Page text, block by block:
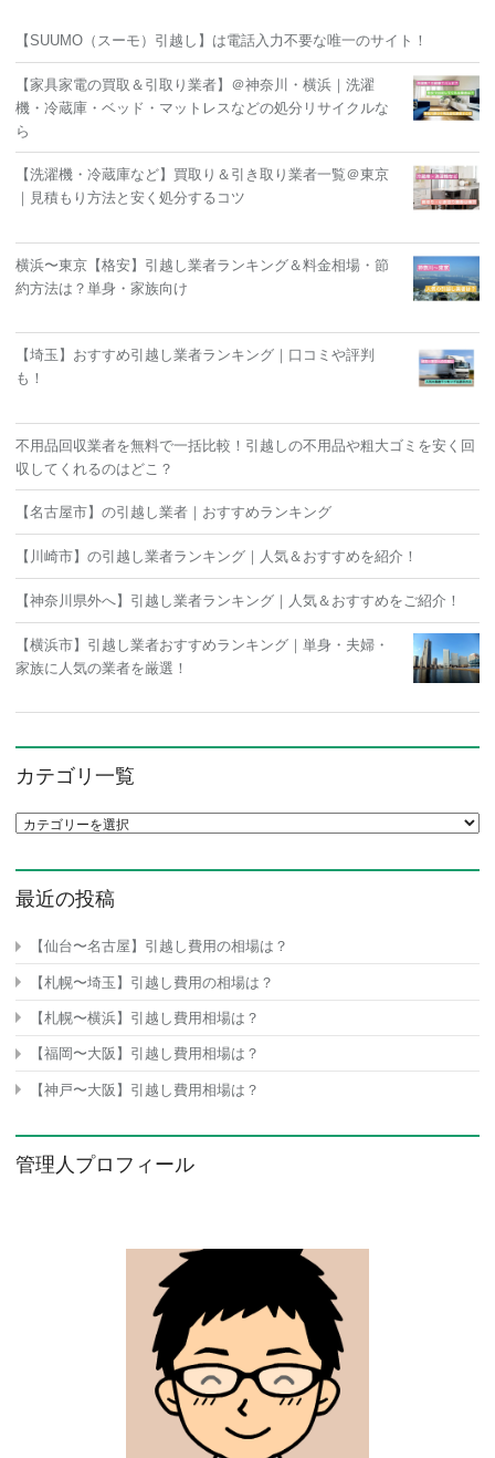
【SUUMO（スーモ）引越し】は電話入力不要な唯一のサイト！
【家具家電の買取＆引取り業者】＠神奈川・横浜｜洗濯
機・冷蔵庫・ベッド・マットレスなどの処分リサイクルな
ら
【洗濯機・冷蔵庫など】買取り＆引き取り業者一覧＠東京
｜見積もり方法と安く処分するコツ
横浜〜東京【格安】引越し業者ランキング＆料金相場・節
約方法は？単身・家族向け
【埼玉】おすすめ引越し業者ランキング｜口コミや評判
も！
不用品回収業者を無料で一括比較！引越しの不用品や粗大ゴミを安く回
収してくれるのはどこ？
【名古屋市】の引越し業者｜おすすめランキング
【川崎市】の引越し業者ランキング｜人気＆おすすめを紹介！
【神奈川県外へ】引越し業者ランキング｜人気＆おすすめをご紹介！
【横浜市】引越し業者おすすめランキング｜単身・夫婦・
家族に人気の業者を厳選！
カテゴリ一覧
カテゴリ一覧
最近の投稿
【仙台〜名古屋】引越し費用の相場は？
【札幌〜埼玉】引越し費用の相場は？
【札幌〜横浜】引越し費用相場は？
【福岡〜大阪】引越し費用相場は？
【神戸〜大阪】引越し費用相場は？
管理人プロフィール